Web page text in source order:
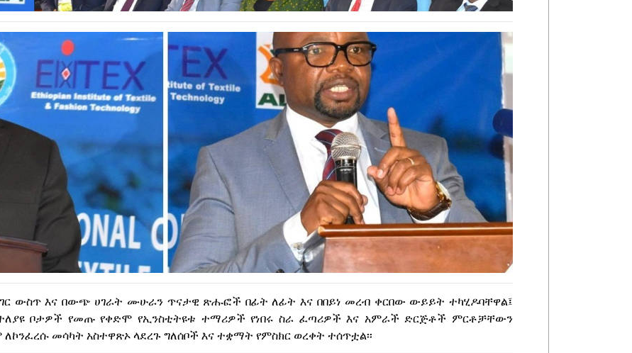
ውስጥ እና በውጭ ሀገራት ሙሁራን ጥናታዊ ጽሑፎች በፊት ለፊት እና በበይነ መረብ ቀርበው ውይይት ተካሂዶባቸዋል፤
ቦታዎች የመጡ የቀድሞ የኢንስቲትዩቱ ተማሪዎች የነበሩ ስራ ፈጣሪዎች እና አምራች ድርጅቶች ምርቶቻቸውን
መሳካት አስተዋጽኦ ላደረጉ ግለሰቦች እና ተቋማት የምስክር ወረቀት ተሰጥቷል፡፡